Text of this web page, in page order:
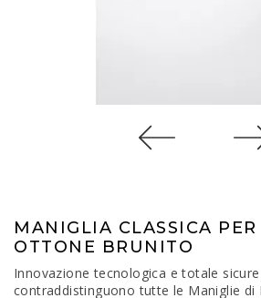
MANIGLIA CLASSICA
OTTONE BRUNITO
Innovazione tecnologica e totale
contraddistinguono tutte le Maniglie di